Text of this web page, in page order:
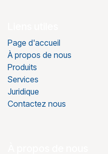
Page d'accueil
À propos de nous
Produits
Services
Juridique
Contactez nous